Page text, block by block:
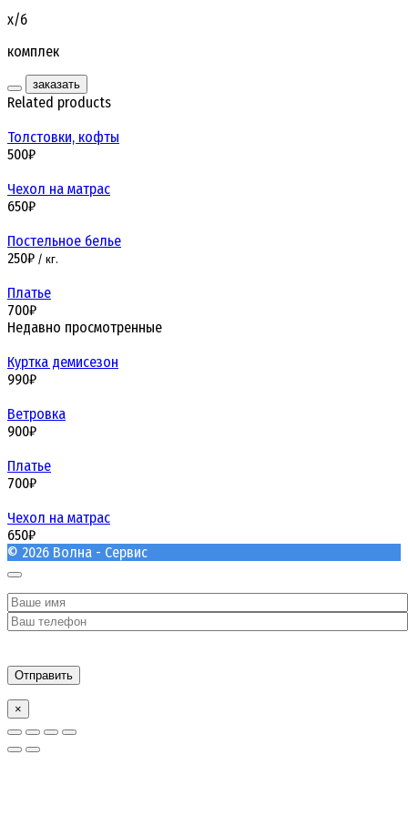
х/б
комплек
заказать
Related products
Толстовки, кофты
500₽
Чехол на матрас
650₽
Постельное белье
250₽ / кг.
Платье
700₽
Недавно просмотренные
Куртка демисезон
990₽
Ветровка
900₽
Платье
700₽
Чехол на матрас
650₽
© 2026 Волна - Сервис
×